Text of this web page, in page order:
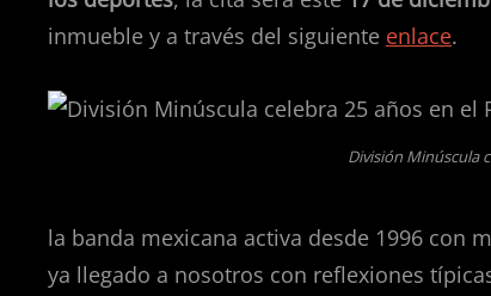
inmueble y a través del siguiente enlace.
División Minúscula
la banda mexicana activa desde 1996 con
ya llegado a nosotros con reflexiones